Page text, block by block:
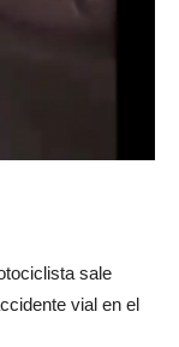
sale
vial en el